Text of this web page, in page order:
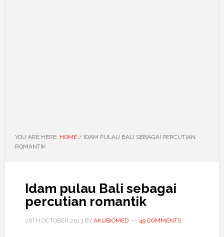
YOU ARE HERE: HOME /IDAM PULAU BALI SEBAGAI PERCUTIAN
ROMANTIK
Idam pulau Bali sebagai
percutian romantik
26TH OCTOBER 2013BY AKUBIOMED 49 COMMENTS